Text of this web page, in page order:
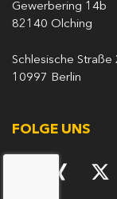
Gewerbering 14b
82140 Olching
Schlesische Straße
10997 Berlin
FOLGE UNS